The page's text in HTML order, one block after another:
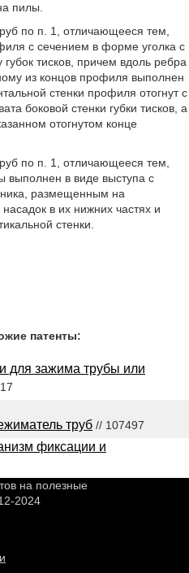
пилы.
по п. 1, отличающееся тем,
с сечением в форме уголка с
тисков, причем вдоль ребра
из концов профиля выполнен
стенки профиля отогнут с
боковой стенки губки тисков, а
отогнутом конце
по п. 1, отличающееся тем,
выполнен в виде выступа с
размещенным на
в их нижних частях и
стенки.
патенты:
для зажима трубы или
труб // 107497
фиксации и
на полезные
2024